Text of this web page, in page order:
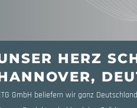
HERZ
GmbH beliefern wir ganz